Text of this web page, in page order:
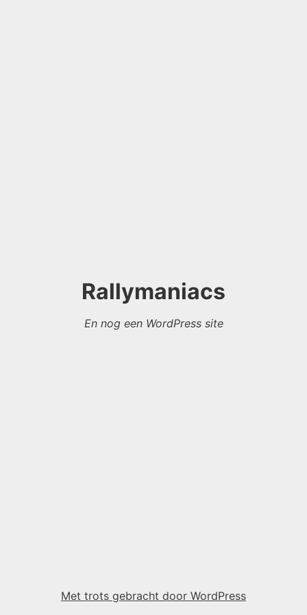
Rallymaniacs
En nog een WordPress site
Met trots gebracht door WordPress